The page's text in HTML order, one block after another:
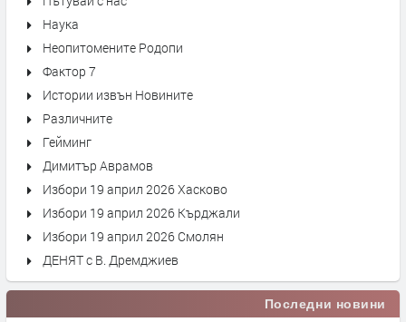
Наука
Неопитомените Родопи
Фактор 7
Истории извън Новините
Различните
Гейминг
Димитър Аврамов
Избори 19 април 2026 Хасково
Избори 19 април 2026 Кърджали
Избори 19 април 2026 Смолян
ДЕНЯТ с В. Дремджиев
Последни новини